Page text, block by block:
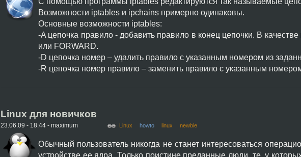
Возможности iptables и ipchains примерно одинаковы.
Основные возможности iptables:
-A цепочка правило - добавить правило в конец цепочки. В
или FORWARD.
-D цепочка номер – удалить правило с указанным номером из
-R цепочка номер правило – заменить правило с указанным
Linux для новичков
23.06.09 - 18:44 - maximum Linux howto linux newbie
Обычный пользователь никогда не станет интересоваться
устройстве ее ядра. Только поистине преданные люди, те, у